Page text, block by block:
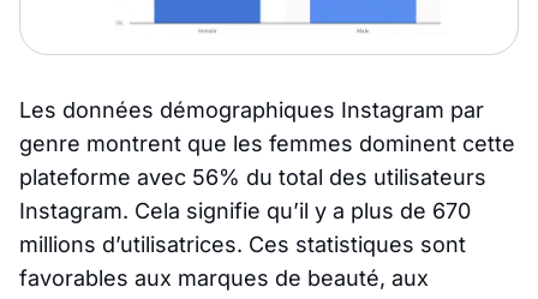
Les données démographiques Instagram par
genre montrent que les femmes dominent cette
plateforme avec 56% du total des utilisateurs
Instagram. Cela signifie qu’il y a plus de 670
millions d’utilisatrices. Ces statistiques sont
favorables aux marques de beauté, aux